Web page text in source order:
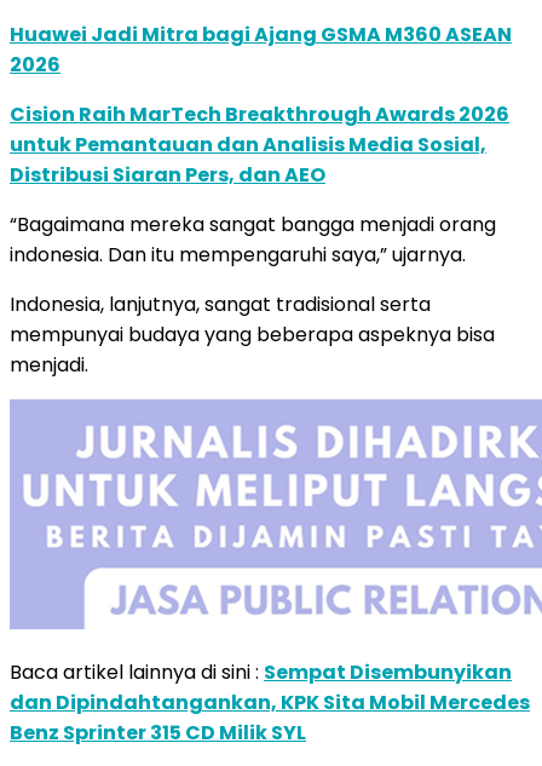
Huawei Jadi Mitra bagi Ajang GSMA M360 ASEAN
2026
Cision Raih MarTech Breakthrough Awards 2026
untuk Pemantauan dan Analisis Media Sosial,
Distribusi Siaran Pers, dan AEO
“Bagaimana mereka sangat bangga menjadi orang
indonesia. Dan itu mempengaruhi saya,” ujarnya.
Indonesia, lanjutnya, sangat tradisional serta
mempunyai budaya yang beberapa aspeknya bisa
menjadi.
Baca artikel lainnya di sini : Sempat Disembunyikan
dan Dipindahtangankan, KPK Sita Mobil Mercedes
Benz Sprinter 315 CD Milik SYL